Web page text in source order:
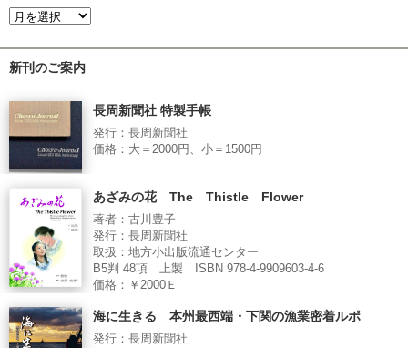
新刊のご案内
長周新聞社 特製手帳
発行：長周新聞社
価格：大＝2000円、小＝1500円
あざみの花 The Thistle Flower
著者：古川豊子
発行：長周新聞社
取扱：地方小出版流通センター
B5判 48項 上製 ISBN 978-4-9909603-4-6
価格：￥2000Ｅ
海に生きる 本州最西端・下関の漁業密着ルポ
発行：長周新聞社